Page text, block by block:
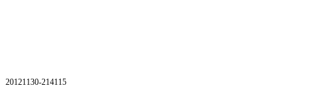
20121130-214115